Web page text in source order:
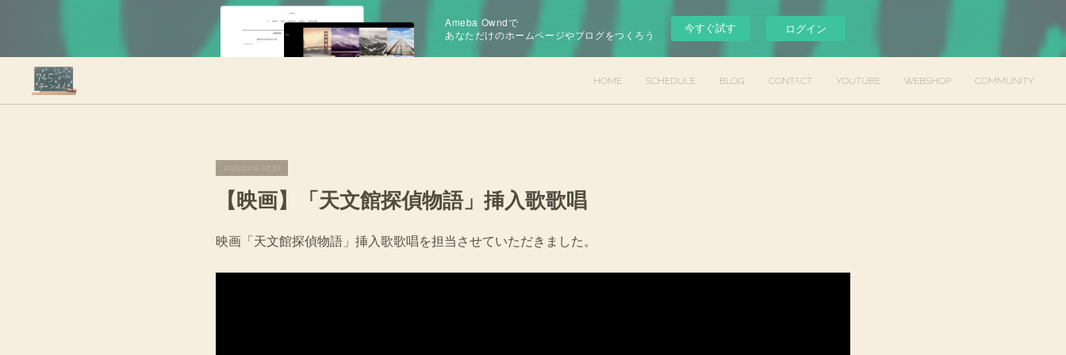
Ameba Owndで
あなただけのホームページやブログをつくろう
今すぐ試す ログイン
HOME SCHEDULE BLOG CONTACT YOUTUBE WEBSHOP COMMUNITY
2025.10.12 07:30
【映画】「天文館探偵物語」挿入歌歌唱
映画「天文館探偵物語」挿入歌歌唱を担当させていただきました。